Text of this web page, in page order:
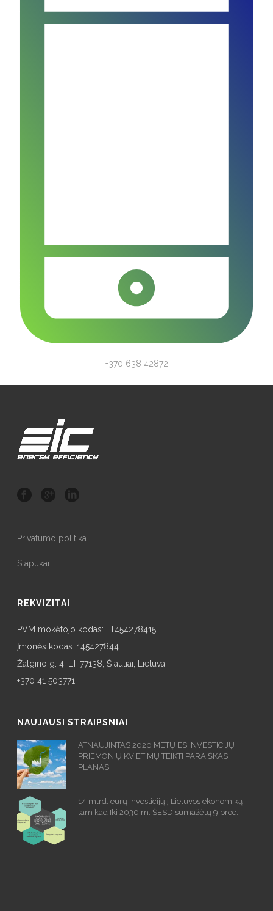
+370 638 42872
Privatumo politika
Slapukai
REKVIZITAI
PVM mokėtojo kodas: LT454278415
Įmonės kodas: 145427844
Žalgirio g. 4, LT-77138, Šiauliai, Lietuva
+370 41 503771
NAUJAUSI STRAIPSNIAI
ATNAUJINTAS 2020 METŲ ES INVESTICIJŲ
PRIEMONIŲ KVIETIMŲ TEIKTI PARAIŠKAS
PLANAS
14 mlrd. eurų investicijų į Lietuvos ekonomiką
tam kad Iki 2030 m. ŠESD sumažėtų 9 proc.